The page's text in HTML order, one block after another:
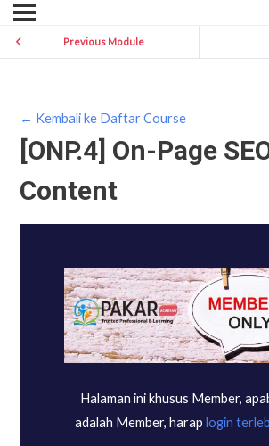
Previous Module
← Kembali ke Daftar Course
[ONP.4] On-Page
Content
Halaman ini khusus Member,
adalah Member, harap login